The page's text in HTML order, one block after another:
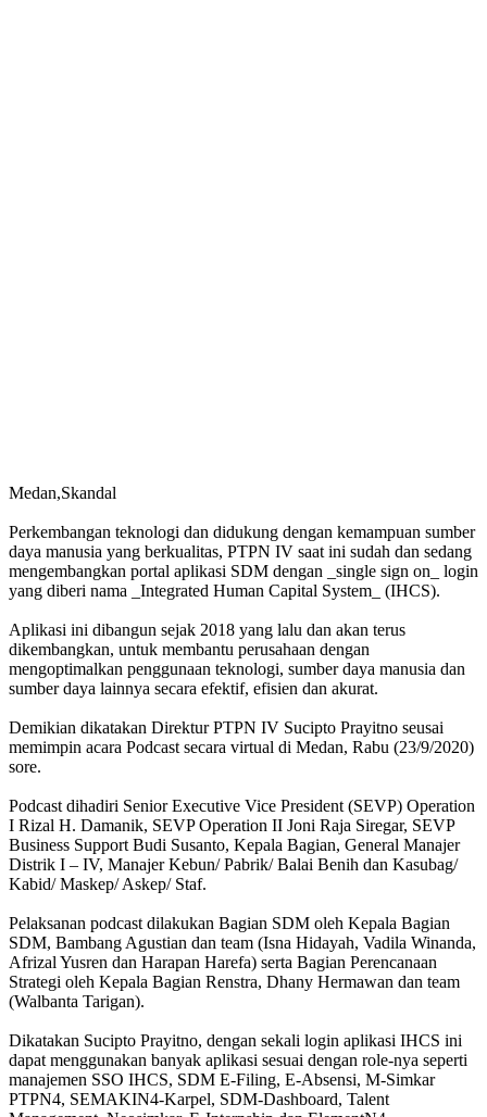
Medan,Skandal
Perkembangan teknologi dan didukung dengan kemampuan sumber
daya manusia yang berkualitas, PTPN IV saat ini sudah dan sedang
mengembangkan portal aplikasi SDM dengan _single sign on_ login
yang diberi nama _Integrated Human Capital System_ (IHCS).
Aplikasi ini dibangun sejak 2018 yang lalu dan akan terus
dikembangkan, untuk membantu perusahaan dengan
mengoptimalkan penggunaan teknologi, sumber daya manusia dan
sumber daya lainnya secara efektif, efisien dan akurat.
Demikian dikatakan Direktur PTPN IV Sucipto Prayitno seusai
memimpin acara Podcast secara virtual di Medan, Rabu (23/9/2020)
sore.
Podcast dihadiri Senior Executive Vice President (SEVP) Operation
I Rizal H. Damanik, SEVP Operation II Joni Raja Siregar, SEVP
Business Support Budi Susanto, Kepala Bagian, General Manajer
Distrik I – IV, Manajer Kebun/ Pabrik/ Balai Benih dan Kasubag/
Kabid/ Maskep/ Askep/ Staf.
Pelaksanan podcast dilakukan Bagian SDM oleh Kepala Bagian
SDM, Bambang Agustian dan team (Isna Hidayah, Vadila Winanda,
Afrizal Yusren dan Harapan Harefa) serta Bagian Perencanaan
Strategi oleh Kepala Bagian Renstra, Dhany Hermawan dan team
(Walbanta Tarigan).
Dikatakan Sucipto Prayitno, dengan sekali login aplikasi IHCS ini
dapat menggunakan banyak aplikasi sesuai dengan role-nya seperti
manajemen SSO IHCS, SDM E-Filing, E-Absensi, M-Simkar
PTPN4, SEMAKIN4-Karpel, SDM-Dashboard, Talent